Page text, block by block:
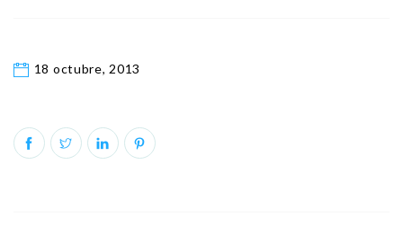
18 octubre, 2013